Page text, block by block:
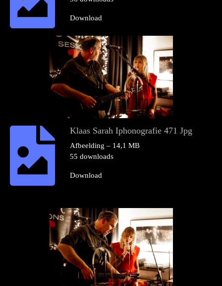
Download
Klaas Sarah Iphonografie 471 Jpg
Afbeelding – 14,1 MB
55 downloads
Download